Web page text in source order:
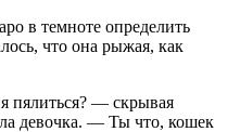
в темноте определить
что она рыжая, как
пялиться? — скрывая
девочка. — Ты что, кошек